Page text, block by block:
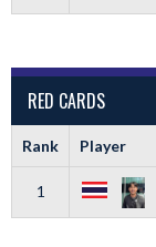
RED CARDS
Rank Player
1